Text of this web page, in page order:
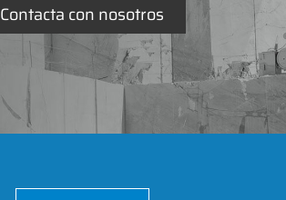
Contacta con nosotros